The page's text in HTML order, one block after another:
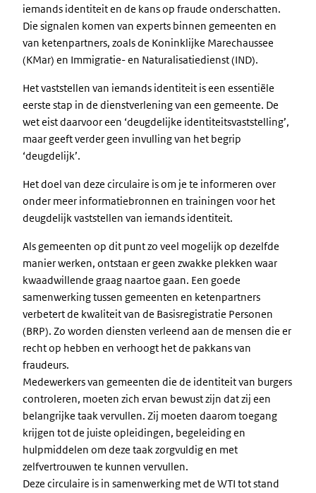
iemands identiteit en de kans op fraude onderschatten.
Die signalen komen van experts binnen gemeenten en
van ketenpartners, zoals de Koninklijke Marechaussee
(KMar) en Immigratie- en Naturalisatiedienst (IND).
Het vaststellen van iemands identiteit is een essentiële
eerste stap in de dienstverlening van een gemeente. De
wet eist daarvoor een ‘deugdelijke identiteitsvaststelling’,
maar geeft verder geen invulling van het begrip
‘deugdelijk’.
Het doel van deze circulaire is om je te informeren over
onder meer informatiebronnen en trainingen voor het
deugdelijk vaststellen van iemands identiteit.
Als gemeenten op dit punt zo veel mogelijk op dezelfde
manier werken, ontstaan er geen zwakke plekken waar
kwaadwillende graag naartoe gaan. Een goede
samenwerking tussen gemeenten en ketenpartners
verbetert de kwaliteit van de Basisregistratie Personen
(BRP). Zo worden diensten verleend aan de mensen die er
recht op hebben en verhoogt het de pakkans van
fraudeurs.
Medewerkers van gemeenten die de identiteit van burgers
controleren, moeten zich ervan bewust zijn dat zij een
belangrijke taak vervullen. Zij moeten daarom toegang
krijgen tot de juiste opleidingen, begeleiding en
hulpmiddelen om deze taak zorgvuldig en met
zelfvertrouwen te kunnen vervullen.
Deze circulaire is in samenwerking met de WTI tot stand